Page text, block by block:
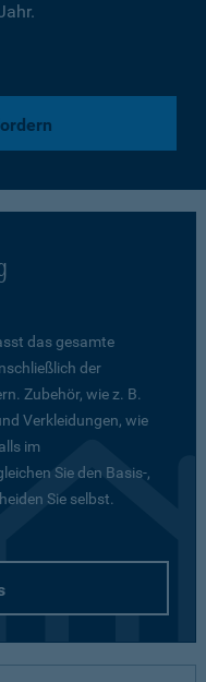
das gesamte
der
Zubehör, wie z. B.
Verkleidungen, wie
im
Sie den Basis-,
Sie selbst.